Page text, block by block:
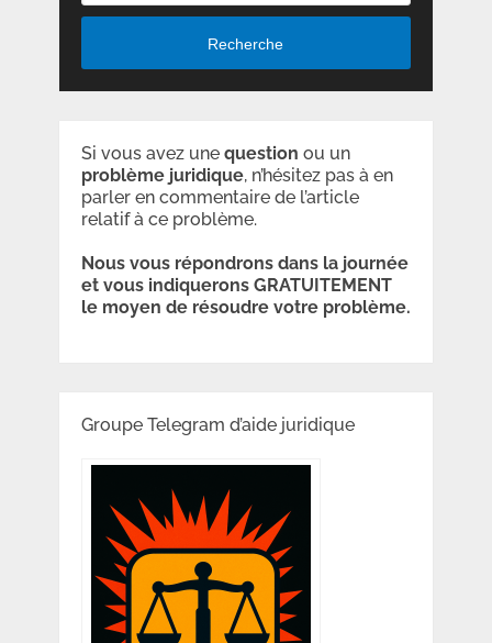
Recherche
Si vous avez une question ou un
problème juridique, n’hésitez pas à en
parler en commentaire de l’article
relatif à ce problème.
Nous vous répondrons dans la journée
et vous indiquerons GRATUITEMENT
le moyen de résoudre votre problème.
Groupe Telegram d’aide juridique